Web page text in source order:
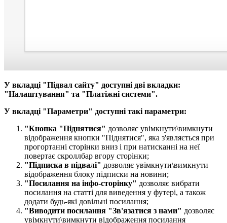
У вкладці "Підвал сайту" доступні дві вкладки:
"Налаштування" та "Платіжні системи".
У вкладці "Параметри" доступні такі параметри:
"Кнопка "Піднятися​" дозволяє увімкнути\вимкнути
відображення кнопки "Піднятися", яка з'являється при
прогортанні сторінки вниз і при натисканні на неї
повертає скроллбар вгору сторінки;
"Підписка в підвалі​​" дозволяє увімкнути\вимкнути
відображення блоку підписки на новини;
"Посилання на інфо-сторінку​​" дозволяє вибрати
посилання на статті для виведення у футері, а також
додати будь-які довільні посилання;
"Виводити посилання "Зв'язатися з нами​" дозволяє
увімкнути\вимкнути відображення посилання